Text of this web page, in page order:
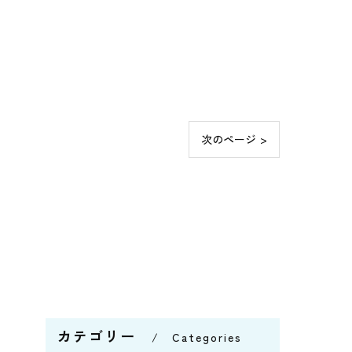
次のページ >
カテゴリー Categories